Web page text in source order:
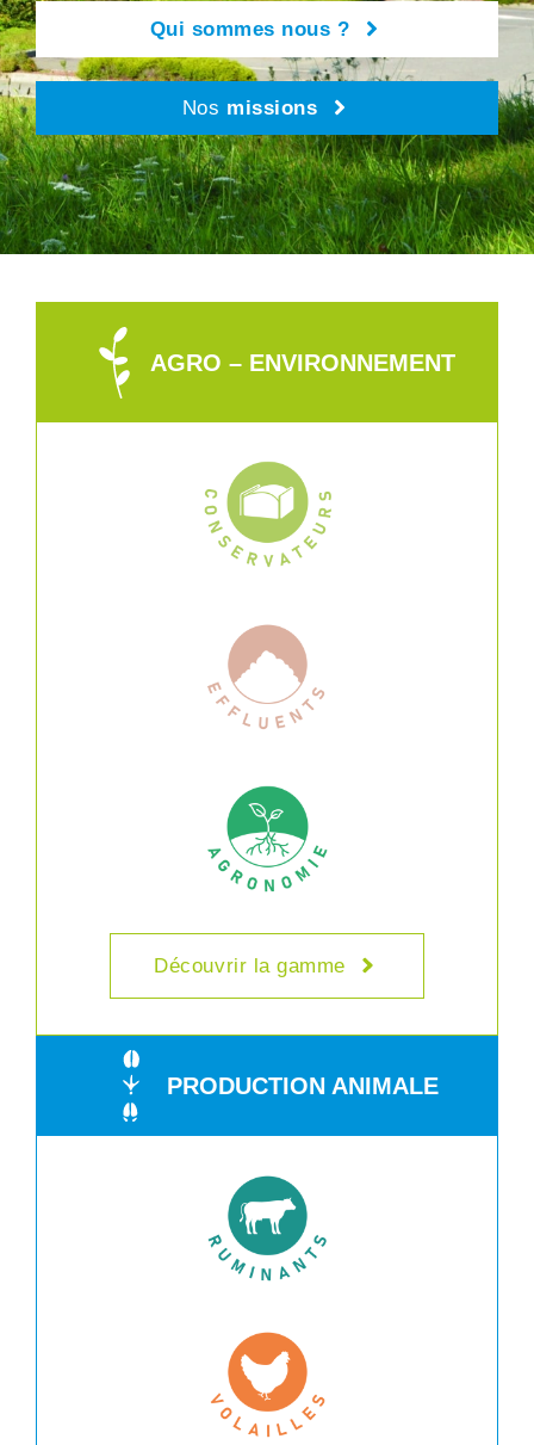
Qui sommes nous ?
Nos missions
AGRO – ENVIRONNEMENT
Découvrir la gamme
PRODUCTION ANIMALE